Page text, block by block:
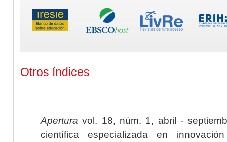
Otros índices
Apertura vol. 18, núm. 1, abril -
científica especializada en